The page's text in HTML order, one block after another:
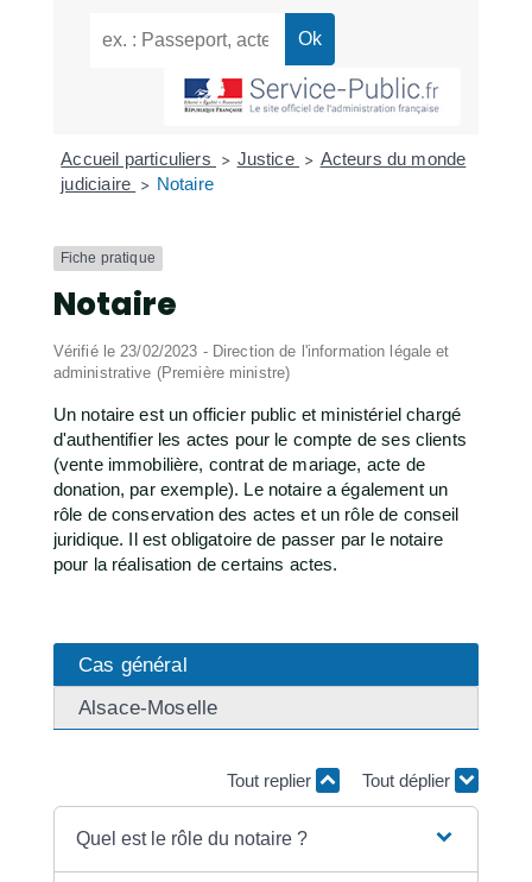
Accueil particuliers > Justice > Acteurs du monde
judiciaire > Notaire
Fiche pratique
Notaire
Vérifié le 23/02/2023 - Direction de l'information légale et
administrative (Première ministre)
Un notaire est un officier public et ministériel chargé
d'authentifier les actes pour le compte de ses clients
(vente immobilière, contrat de mariage, acte de
donation, par exemple). Le notaire a également un
rôle de conservation des actes et un rôle de conseil
juridique. Il est obligatoire de passer par le notaire
pour la réalisation de certains actes.
Cas général
Alsace-Moselle
Tout replier Tout déplier
Quel est le rôle du notaire ?